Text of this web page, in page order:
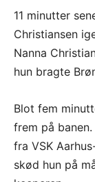
11 minutter
Christiansen
Nanna
hun bragte
Blot fem
frem på
fra VSK
skød hun på